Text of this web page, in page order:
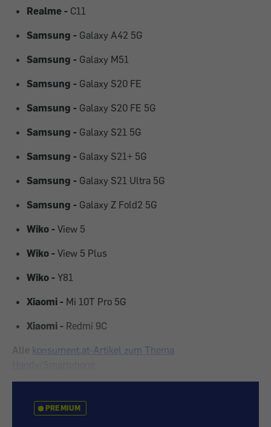
Realme - C11
Samsung - Galaxy A42 5G
Samsung - Galaxy M51
Samsung - Galaxy S20 FE
Samsung - Galaxy S20 FE 5G
Samsung - Galaxy S21 5G
Samsung - Galaxy S21+ 5G
Samsung - Galaxy S21 Ultra 5G
Samsung - Galaxy Z Fold2 5G
Wiko - View 5
Wiko - View 5 Plus
Wiko - Y81
Xiaomi - Mi 10T Pro 5G
Xiaomi - Redmi 9C
Alle konsument.at-Artikel zum Thema
PREMIUM